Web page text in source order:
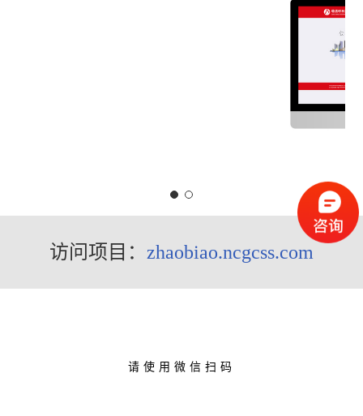
访问项目： zhaobiao.ncgcss.com
请使用微信扫码